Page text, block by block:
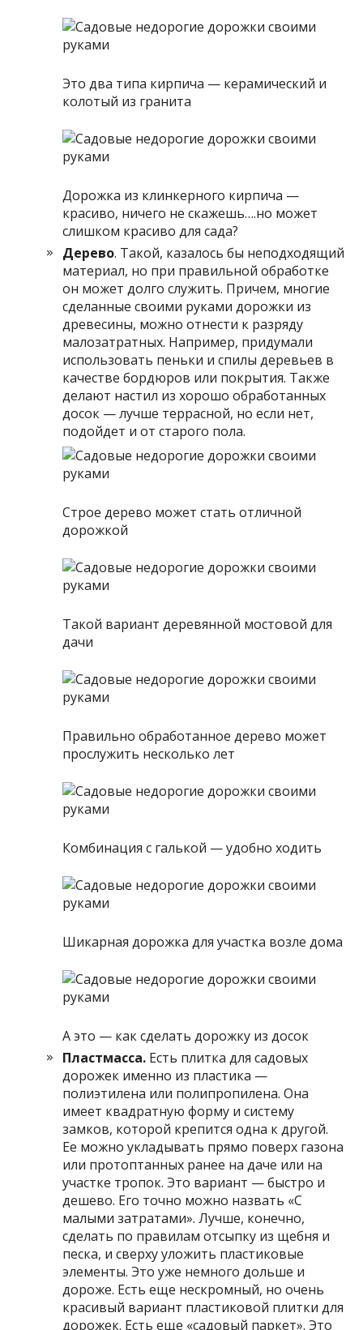
Это два типа кирпича — керамический и
колотый из гранита
Дорожка из клинкерного кирпича —
красиво, ничего не скажешь….но может
слишком красиво для сада?
Дерево. Такой, казалось бы неподходящий
материал, но при правильной обработке
он может долго служить. Причем, многие
сделанные своими руками дорожки из
древесины, можно отнести к разряду
малозатратных. Например, придумали
использовать пеньки и спилы деревьев в
качестве бордюров или покрытия. Также
делают настил из хорошо обработанных
досок — лучше террасной, но если нет,
подойдет и от старого пола.
Строе дерево может стать отличной
дорожкой
Такой вариант деревянной мостовой для
дачи
Правильно обработанное дерево может
прослужить несколько лет
Комбинация с галькой — удобно ходить
Шикарная дорожка для участка возле дома
А это — как сделать дорожку из досок
Пластмасса. Есть плитка для садовых
дорожек именно из пластика —
полиэтилена или полипропилена. Она
имеет квадратную форму и систему
замков, которой крепится одна к другой.
Ее можно укладывать прямо поверх газона
или протоптанных ранее на даче или на
участке тропок. Это вариант — быстро и
дешево. Его точно можно назвать «С
малыми затратами». Лучше, конечно,
сделать по правилам отсыпку из щебня и
песка, и сверху уложить пластиковые
элементы. Это уже немного дольше и
дороже. Есть еще нескромный, но очень
красивый вариант пластиковой плитки для
дорожек. Есть еще «садовый паркет». Это